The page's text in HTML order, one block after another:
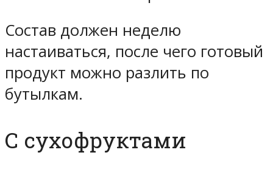
Состав должен неделю
настаиваться, после чего готовый
продукт можно разлить по
бутылкам.
С сухофруктами